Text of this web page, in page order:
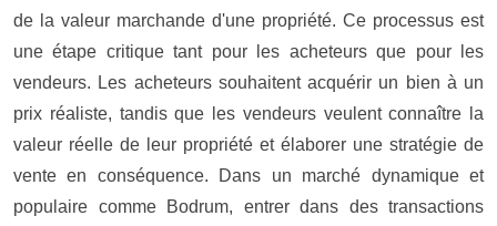
de la valeur marchande d'une propriété. Ce processus est
une étape critique tant pour les acheteurs que pour les
vendeurs. Les acheteurs souhaitent acquérir un bien à un
prix réaliste, tandis que les vendeurs veulent connaître la
valeur réelle de leur propriété et élaborer une stratégie de
vente en conséquence. Dans un marché dynamique et
populaire comme Bodrum, entrer dans des transactions